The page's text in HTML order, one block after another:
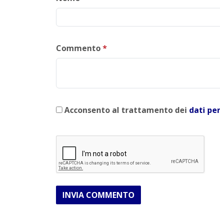
Commento*
Acconsento al trattamento dei dati
INVIA COMMENTO